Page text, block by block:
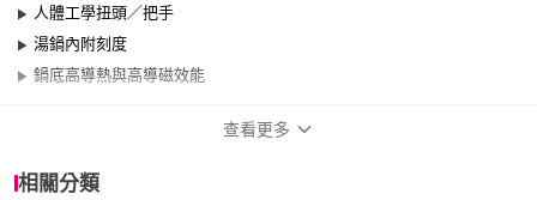
人體工學扭頭／把手
湯鍋內附刻度
鍋底高導熱與高導磁效能
查看更多
相關分類